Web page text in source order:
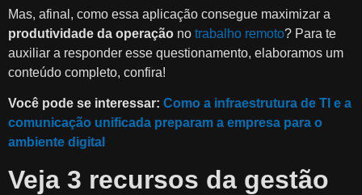
Mas, afinal, como essa aplicação consegue maximizar a
produtividade da operação no trabalho remoto? Para te
auxiliar a responder esse questionamento, elaboramos um
conteúdo completo, confira!
Você pode se interessar: Como a infraestrutura de TI e a
comunicação unificada preparam a empresa para o
ambiente digital
Veja 3 recursos da gestão